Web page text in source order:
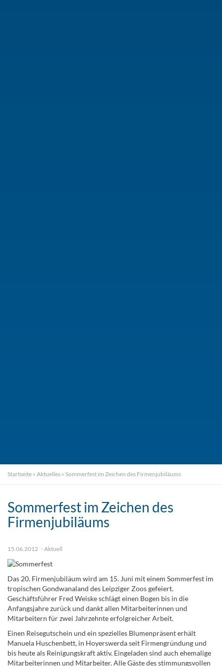
Startseite » Aktuelles » Sommerfest im Zeichen des Firmenjubiläums
Sommerfest im Zeichen des
Firmenjubiläums
15.06.2012 Aktuell
Das 20. Firmenjubiläum wird am 15. Juni mit einem Sommerfest im
tropischen Gondwanaland des Leipziger Zoos gefeiert.
Geschäftsführer Fred Weiske schlägt einen Bogen bis in die
Anfangsjahre zurück und dankt allen Mitarbeiterinnen und
Mitarbeitern für zwei Jahrzehnte erfolgreicher Arbeit.
Einen Reisegutschein und ein spezielles Blumenpräsent erhält
Manuela Huschenbett, in Hoyerswerda seit Firmengründung und
bis heute als Reinigungskraft aktiv. Eingeladen sind auch ehemalige
Mitarbeiterinnen und Mitarbeiter. Alle Gäste des stimmungsvollen